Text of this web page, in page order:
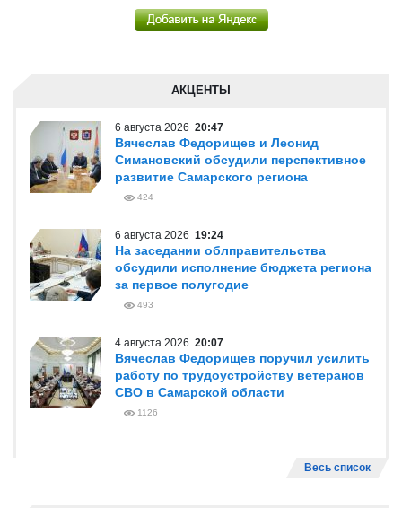
АКЦЕНТЫ
6 августа 2026 20:47
Вячеслав Федорищев и Леонид
Симановский обсудили перспективное
развитие Самарского региона
424
6 августа 2026 19:24
На заседании облправительства
обсудили исполнение бюджета региона
за первое полугодие
493
4 августа 2026 20:07
Вячеслав Федорищев поручил усилить
работу по трудоустройству ветеранов
СВО в Самарской области
1126
Весь список